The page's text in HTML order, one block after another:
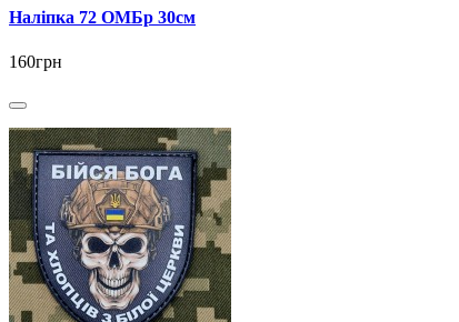
Наліпка 72 ОМБр 30см
160грн